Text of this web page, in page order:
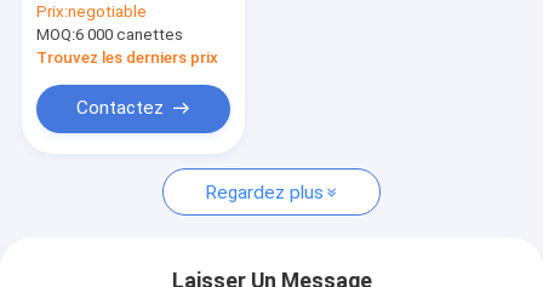
produits de soin personnel
de tableau de bord
d'Aristo
Prix:negotiable
MOQ:6 000 canettes
Trouvez les derniers prix
Contactez
Regardez plus
Laisser Un Message